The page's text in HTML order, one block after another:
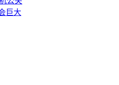
巨大